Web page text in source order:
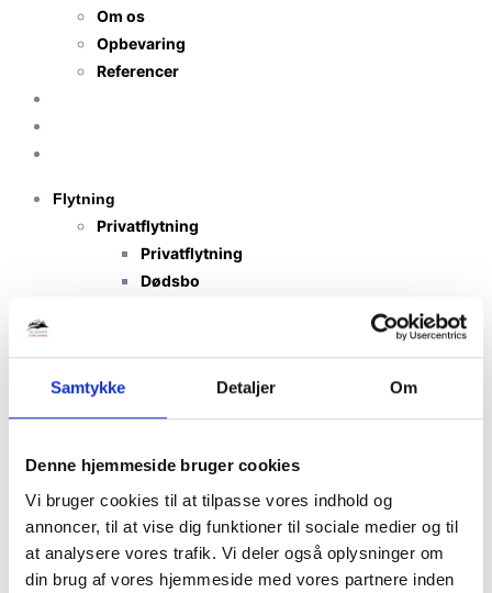
Samtykke Detaljer Om
Denne hjemmeside bruger cookies
Vi bruger cookies til at tilpasse vores indhold og
annoncer, til at vise dig funktioner til sociale medier og til
at analysere vores trafik. Vi deler også oplysninger om
din brug af vores hjemmeside med vores partnere inden
Om os
Opbevaring
Referencer
Flytning
Privatflytning
Privatflytning
Dødsbo
Handyman
Flytterengøring
Erhvervsflytning
Lagerflytning
Kontorflytning
International
International flytning
Flytning til/fra Danmark